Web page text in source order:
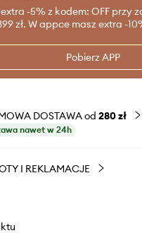
-5% z kodem: OFF przy
zł. W appce masz extra -
Pobierz APP
DOSTAWA od 280 zł
nawet w 24h
I REKLAMACJE